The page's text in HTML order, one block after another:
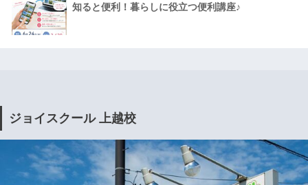
知ると便利！暮らしに役立つ便利講座♪
ジョイスクール 上越校